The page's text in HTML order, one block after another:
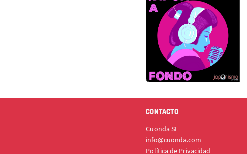
CONTACTO
Cuonda SL
info@cuonda.com
Política de Privacidad